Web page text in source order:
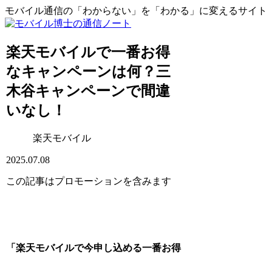
モバイル通信の「わからない」を「わかる」に変えるサイト
楽天モバイルで一番お得
なキャンペーンは何？三
木谷キャンペーンで間違
いなし！
楽天モバイル
2025.07.08
この記事はプロモーションを含みます
「楽天モバイルで今申し込める一番お得